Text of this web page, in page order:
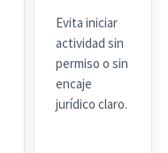
Evita iniciar
actividad sin
permiso o sin
encaje
jurídico claro.